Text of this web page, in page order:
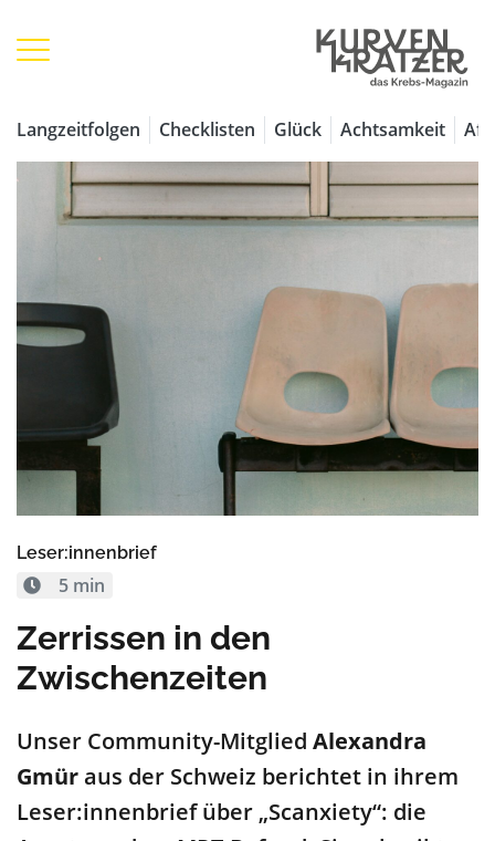
Langzeitfolgen Checklisten Glück Achtsamkeit
Leser:innenbrief
5 min
Zerrissen in den
Zwischenzeiten
Unser Community-Mitglied Alexandra
Gmür aus der Schweiz berichtet in ihrem
Leser:innenbrief über „Scanxiety“: die